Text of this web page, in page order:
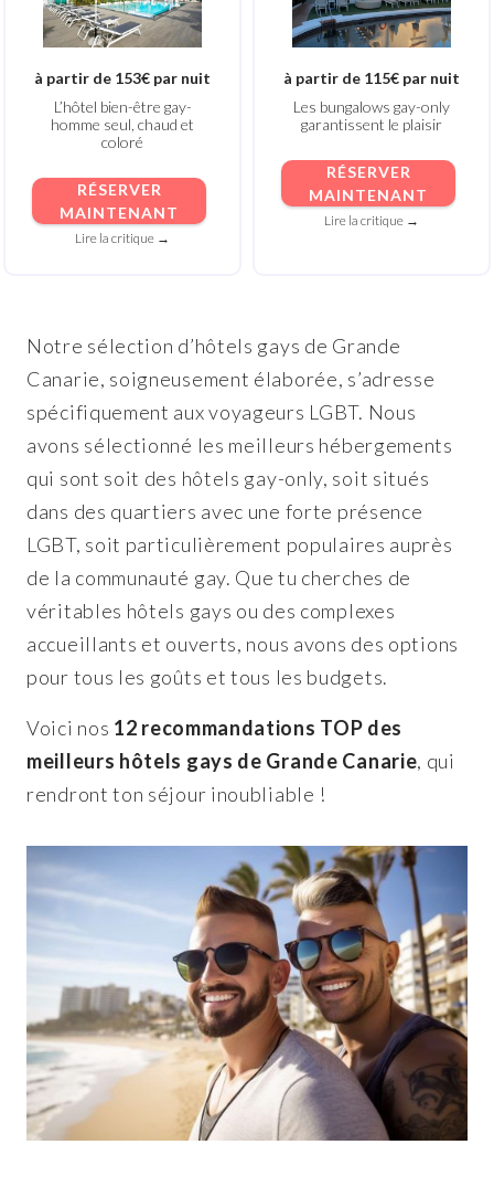
à partir de 153€ par nuit
L’hôtel bien-être gay-
homme seul, chaud et
coloré
RÉSERVER
MAINTENANT
Lire la critique →
à partir de 115€ par nuit
Les bungalows gay-only
garantissent le plaisir
RÉSERVER
MAINTENANT
Lire la critique →
Notre sélection d’hôtels gays de Grande
Canarie, soigneusement élaborée, s’adresse
spécifiquement aux voyageurs LGBT. Nous
avons sélectionné les meilleurs hébergements
qui sont soit des hôtels gay-only, soit situés
dans des quartiers avec une forte présence
LGBT, soit particulièrement populaires auprès
de la communauté gay. Que tu cherches de
véritables hôtels gays ou des complexes
accueillants et ouverts, nous avons des options
pour tous les goûts et tous les budgets.
Voici nos 12 recommandations TOP des
meilleurs hôtels gays de Grande Canarie, qui
rendront ton séjour inoubliable !